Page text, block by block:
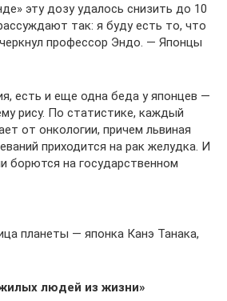
эту дозу удалось снизить до 10
так: я буду есть то, что
профессор Эндо. — Японцы
есть и еще одна беда у японцев —
рису. По статистике, каждый
от онкологии, причем львиная
приходится на рак желудка. И
борются на государственном
планеты — японка Канэ Танака,
людей из жизни»